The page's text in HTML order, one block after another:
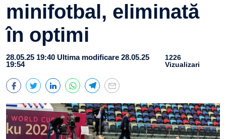
minifotbal, eliminată
în optimi
28.05.25 19:40 Ultima modificare 28.05.25
19:54
1226
Vizualizari